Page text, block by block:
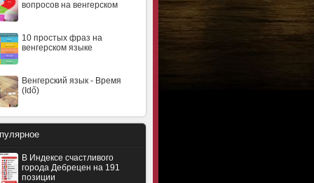
вопросов на венгерском
10 простых фраз на
венгерском языке
Венгерский язык - Время
(Idő)
В Индексе счастливого
города Дебрецен на 191
позиции